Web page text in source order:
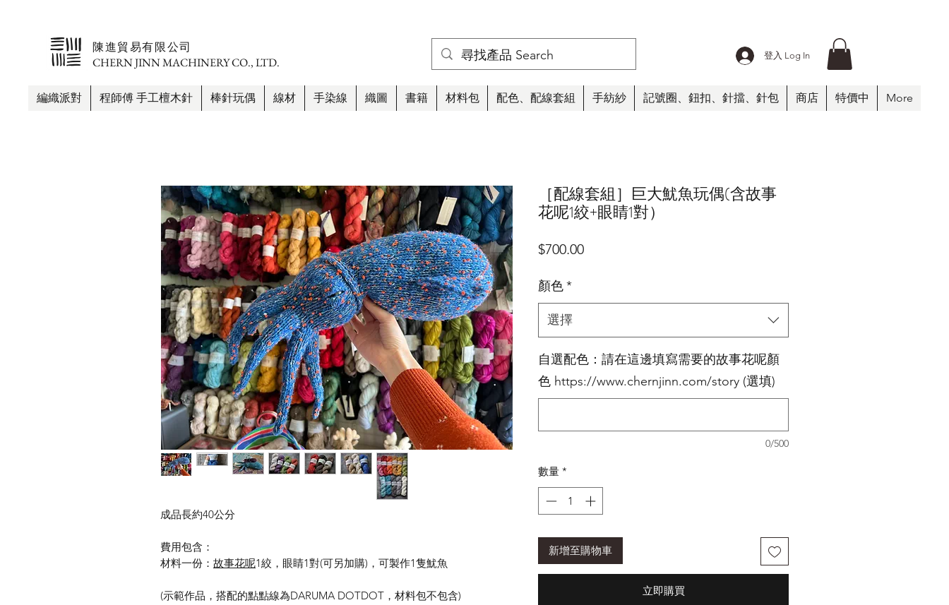
​陳進貿易有限公司
CHERN JINN MACHINERY CO., LTD. 登入 Log In
編織派對 程師傅 手工檀木針 棒針玩偶 線材 手染線 織圖 書籍 材料包 配色、配線套組 手紡紗 記號圈、鈕扣、針擋、針包 商店 特價中 More
成品長約40公分
費用包含：
材料一份： 故事花呢1絞，眼睛1對(可另加購)，可製作1隻魷魚
(示範作品，搭配的點點線為DARUMA DOTDOT，材料包不包含)
［配線套組］巨大魷魚玩偶(含故事
花呢1絞+眼睛1對）
$700.00價
顏色*
選擇
自選配色：請在這邊填寫需要的故事花呢顏
色 https://www.chernjinn.com/story (選填)
0/500
數量 *
新增至購物車
立即購買